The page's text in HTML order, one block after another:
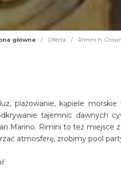
główna / Oferta / Rimini h.
plażowanie, kąpiele
tajemnic dawnych
Marino. Rimini to też miejsce
atmosferę, zrobimy pool